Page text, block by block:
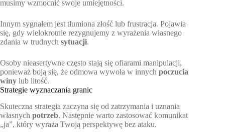
musimy wzmocnić swoje umiejętności.
Innym sygnałem jest tłumiona złość lub frustracja. Pojawia
się, gdy wielokrotnie rezygnujemy z wyrażenia własnego
zdania w trudnych sytuacji.
Osoby nieasertywne często stają się ofiarami manipulacji,
ponieważ boją się, że odmowa wywoła w innych poczucia
winy lub litość.
Strategie wyznaczania granic
Skuteczna strategia zaczyna się od zatrzymania i uznania
własnych potrzeb. Następnie warto zastosować komunikat
„ja”, który wyraża Twoją perspektywę bez ataku.